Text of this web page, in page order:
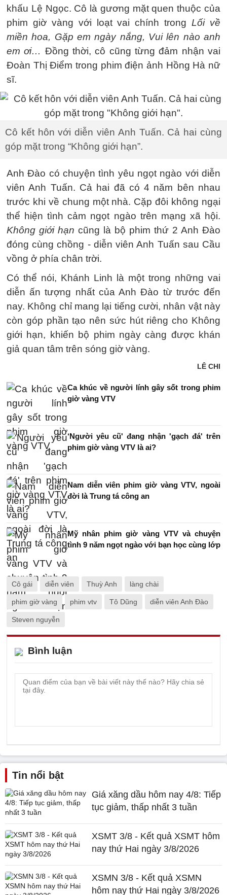
khấu Lệ Ngọc. Cô là gương mặt quen thuộc của
phim giờ vàng với loạt vai chính trongLối về
miền hoa, Gặp em ngày nắng, Vui lên nào anh
em ơi… Đồng thời, cô cũng từng đảm nhận vai
Đoàn Thị Điểm trong phim điện ảnh Hồng Hà nữ
sĩ.
Cô kết hôn với diễn viên Anh Tuấn. Cả hai cùng
góp mặt trong “Không giới hạn”.
Anh Đào có chuyện tình yêu ngọt ngào với diễn
viên Anh Tuấn. Cả hai đã có 4 năm bên nhau
trước khi về chung một nhà. Cặp đôi không ngại
thể hiện tình cảm ngọt ngào trên mạng xã hội.
Không giới hạn cũng là bộ phim thứ 2 Anh Đào
đóng cùng chồng - diễn viên Anh Tuấn sau Cầu
vồng ở phía chân trời.
Có thể nói, Khánh Linh là một trong những vai
diễn ấn tượng nhất của Anh Đào từ trước đến
nay. Không chỉ mang lại tiếng cười, nhân vật này
còn góp phần tạo nên sức hút riêng cho Không
giới hạn, khiến bộ phim ngày càng được khán
giả quan tâm trên sóng giờ vàng.
LÊ CHI
Ca khúc về người lính gây sốt trong phim
giờ vàng VTV
‘Người yêu cũ' đang nhận 'gạch đá' trên
phim giờ vàng VTV là ai?
Nam diễn viên phim giờ vàng VTV, ngoài
đời là Trung tá công an
Mỹ nhân phim giờ vàng VTV và chuyện
tình 9 năm ngọt ngào với bạn học cùng lớp
Cô gái diễn viên Thuỳ Anh làng chài
phim giờ vàng phim vtv Tô Dũng diễn viên Anh Đào
Steven nguyễn
Bình luận
Tin nổi bật
Giá xăng dầu hôm nay 4/8: Tiếp
tục giảm, thấp nhất 3 tuần
XSMT 3/8 - Kết quả XSMT hôm
nay thứ Hai ngày 3/8/2026
XSMN 3/8 - Kết quả XSMN
hôm nay thứ Hai ngày 3/8/2026